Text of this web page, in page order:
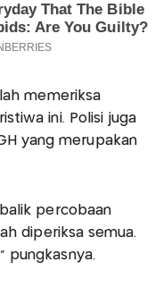
memeriksa
ini. Polisi juga
yang merupakan
percobaan
diperiksa semua.
pungkasnya.